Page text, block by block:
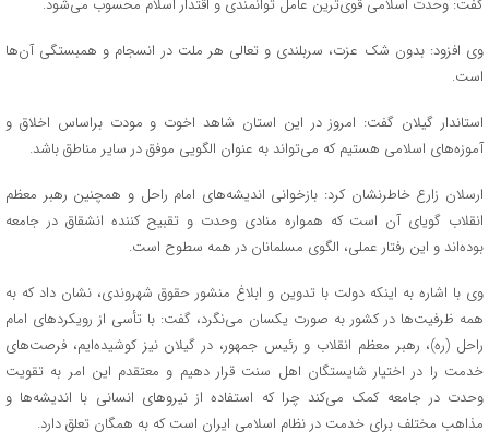
گفت: وحدت اسلامی قوی‌ترین عامل توانمندی و اقتدار اسلام محسوب می‌شود.
وی افزود: بدون شک عزت، سربلندی و تعالی هر ملت در انسجام و همبستگی آن‌ها
است.
استاندار گیلان گفت: امروز در این استان شاهد اخوت و مودت براساس اخلاق و
آموزه‌های اسلامی هستیم که می‌تواند به عنوان الگویی موفق در سایر مناطق باشد.
ارسلان زارع خاطرنشان کرد: بازخوانی اندیشه‌های امام راحل و همچنین رهبر معظم
انقلاب گویای آن است که همواره منادی وحدت و تقبیح کننده انشقاق در جامعه
بوده‌اند و این رفتار عملی، الگوی مسلمانان در همه سطوح است.
وی با اشاره به اینکه دولت با تدوین و ابلاغ منشور حقوق شهروندی، نشان داد که به
همه ظرفیت‌ها در کشور به صورت یکسان می‌نگرد، گفت: با تأسی از رویکرد‌های امام
راحل (ره)، رهبر معظم انقلاب و رئیس جمهور، در گیلان نیز کوشیده‌ایم، فرصت‌های
خدمت را در اختیار شایستگان اهل سنت قرار دهیم و معتقدم این امر به تقویت
وحدت در جامعه کمک می‌کند چرا که استفاده از نیرو‌های انسانی با اندیشه‌ها و
مذاهب مختلف برای خدمت در نظام اسلامی ایران است که به همگان تعلق دارد.